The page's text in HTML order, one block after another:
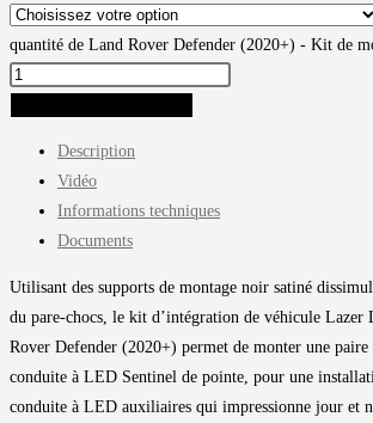
quantité de Land Rover Defender (2020+) - Kit de
Description
Vidéo
Informations techniques
Documents
Utilisant des supports de montage noir satiné
du pare-chocs, le kit d’intégration de véhicule Lazer
Rover Defender (2020+) permet de monter une paire
conduite à LED Sentinel de pointe, pour une
conduite à LED auxiliaires qui impressionne jour et